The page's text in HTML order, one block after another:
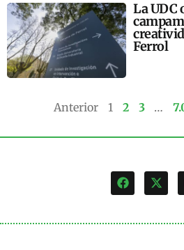
La UDC
Ferrol
Anterior 1 2 3 …